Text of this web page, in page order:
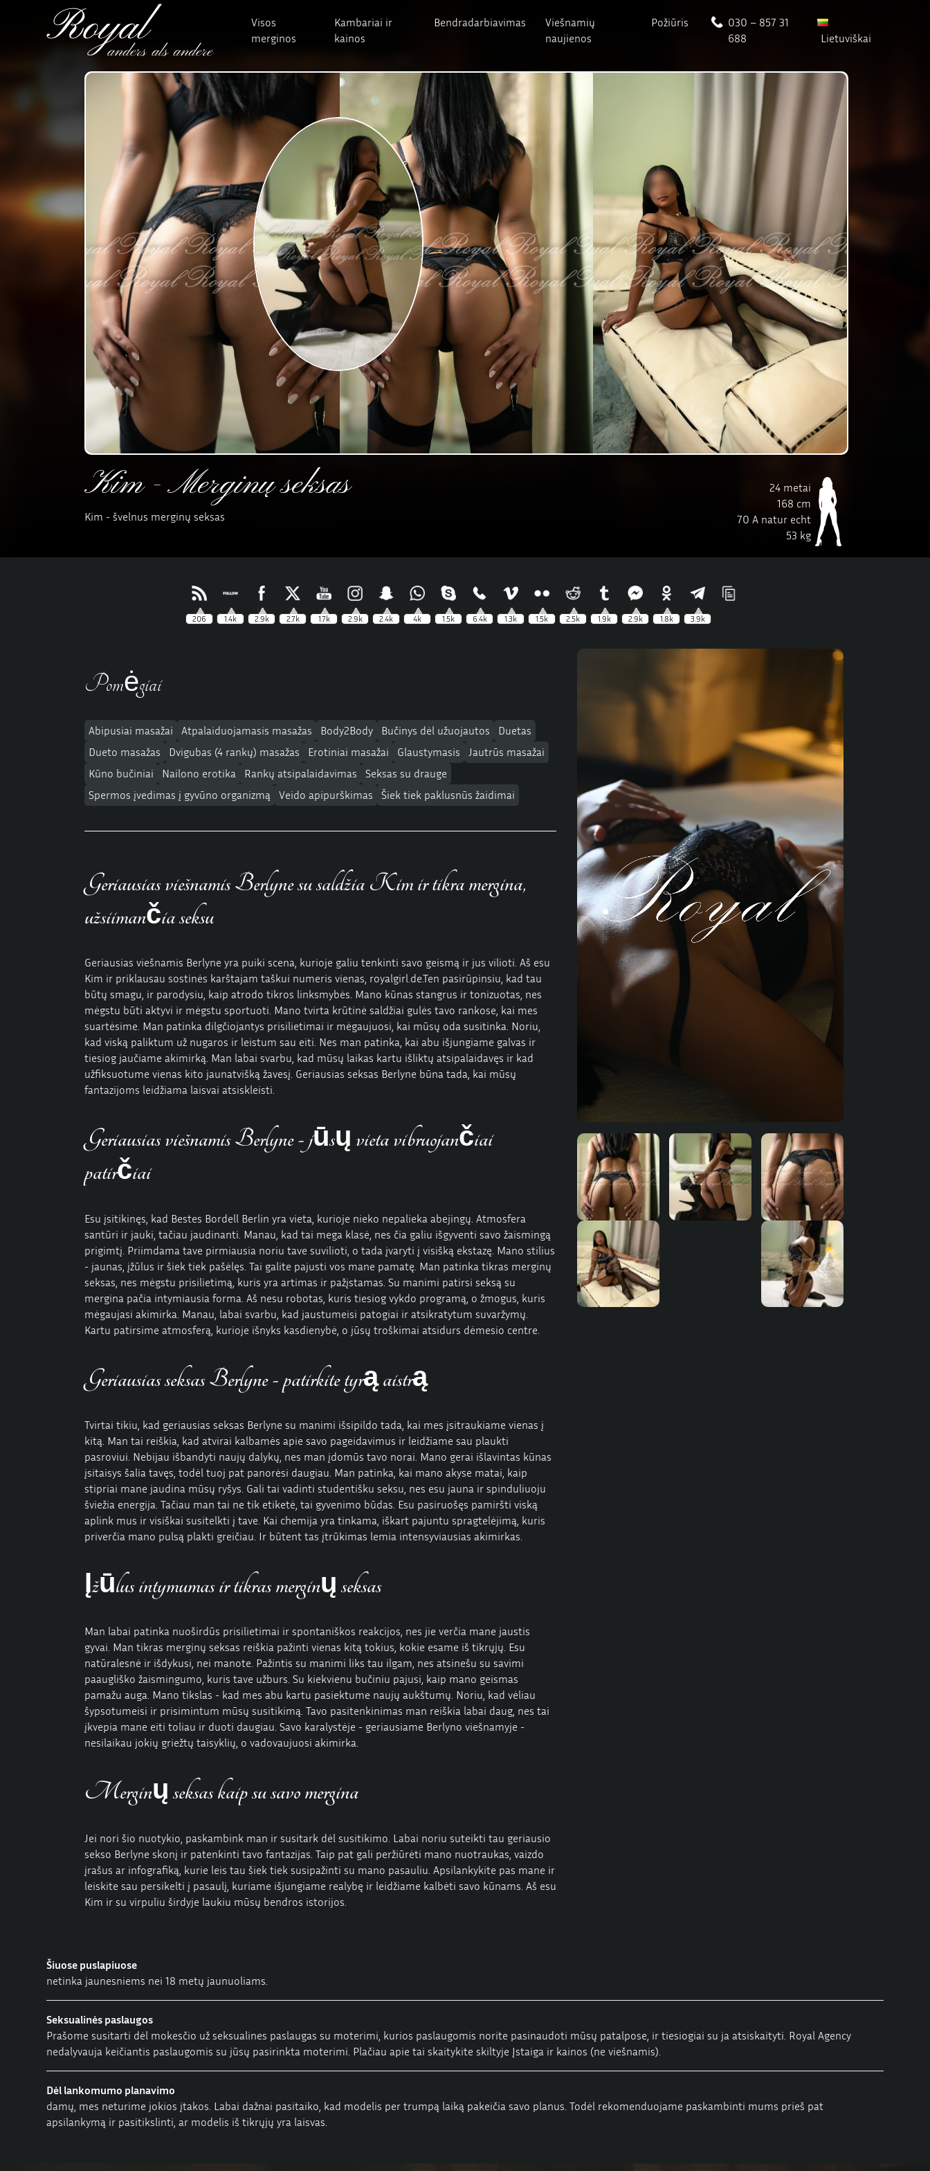
Visos
merginos
Kambariai ir
kainos
Bendradarbiavimas
Viešnamių
naujienos
Požiūris
030 – 857 31
688
Lietuviškai
Kim - Merginų seksas
Kim - švelnus merginų seksas
24 metai
168 cm
70 A natur echt
53 kg
206 1.4k 2.9k 2.7k 1.7k 2.9k 2.4k 4k 1.5k 6.4k 1.3k 1.5k 2.5k 1.9k 2.9k 1.8k 3.9k
Pomėgiai
Abipusiai masažai Atpalaiduojamasis masažas Body2Body Bučinys dėl užuojautos
Duetas
Dueto masažas
Dvigubas (4 rankų) masažas Erotiniai masažai Glaustymasis
Jautrūs masažai
Kūno bučiniai
Nailono erotika Rankų atsipalaidavimas
Seksas su drauge
Spermos įvedimas į gyvūno organizmą
Veido apipurškimas Šiek tiek paklusnūs žaidimai
Geriausias viešnamis Berlyne su saldžia Kim ir tikra mergina,
užsiimančia seksu
Geriausias viešnamis Berlyne yra puiki scena, kurioje galiu tenkinti savo geismą ir jus vilioti. Aš esu
Kim ir priklausau sostinės karštajam taškui numeris vienas, royalgirl.de.Ten pasirūpinsiu, kad tau
būtų smagu, ir parodysiu, kaip atrodo tikros linksmybės. Mano kūnas stangrus ir tonizuotas, nes
mėgstu būti aktyvi ir mėgstu sportuoti. Mano tvirta krūtinė saldžiai gulės tavo rankose, kai mes
suartėsime. Man patinka dilgčiojantys prisilietimai ir mėgaujuosi, kai mūsų oda susitinka. Noriu,
kad viską paliktum už nugaros ir leistum sau eiti. Nes man patinka, kai abu išjungiame galvas ir
tiesiog jaučiame akimirką. Man labai svarbu, kad mūsų laikas kartu išliktų atsipalaidavęs ir kad
užfiksuotume vienas kito jaunatvišką žavesį. Geriausias seksas Berlyne būna tada, kai mūsų
fantazijoms leidžiama laisvai atsiskleisti.
Geriausias viešnamis Berlyne - jūsų vieta vibruojančiai
patirčiai
Esu įsitikinęs, kad Bestes Bordell Berlin yra vieta, kurioje nieko nepalieka abejingų. Atmosfera
santūri ir jauki, tačiau jaudinanti. Manau, kad tai mega klasė, nes čia galiu išgyventi savo žaismingą
prigimtį. Priimdama tave pirmiausia noriu tave suvilioti, o tada įvaryti į visišką ekstazę. Mano stilius
- jaunas, įžūlus ir šiek tiek pašėlęs. Tai galite pajusti vos mane pamatę. Man patinka tikras merginų
seksas, nes mėgstu prisilietimą, kuris yra artimas ir pažįstamas. Su manimi patirsi seksą su
mergina pačia intymiausia forma. Aš nesu robotas, kuris tiesiog vykdo programą, o žmogus, kuris
mėgaujasi akimirka. Manau, labai svarbu, kad jaustumeisi patogiai ir atsikratytum suvaržymų.
Kartu patirsime atmosferą, kurioje išnyks kasdienybė, o jūsų troškimai atsidurs dėmesio centre.
Geriausias seksas Berlyne - patirkite tyrą aistrą
Tvirtai tikiu, kad geriausias seksas Berlyne su manimi išsipildo tada, kai mes įsitraukiame vienas į
kitą. Man tai reiškia, kad atvirai kalbamės apie savo pageidavimus ir leidžiame sau plaukti
pasroviui. Nebijau išbandyti naujų dalykų, nes man įdomūs tavo norai. Mano gerai išlavintas kūnas
įsitaisys šalia tavęs, todėl tuoj pat panorėsi daugiau. Man patinka, kai mano akyse matai, kaip
stipriai mane jaudina mūsų ryšys. Gali tai vadinti studentišku seksu, nes esu jauna ir spinduliuoju
šviežia energija. Tačiau man tai ne tik etiketė, tai gyvenimo būdas. Esu pasiruošęs pamiršti viską
aplink mus ir visiškai susitelkti į tave. Kai chemija yra tinkama, iškart pajuntu spragtelėjimą, kuris
priverčia mano pulsą plakti greičiau. Ir būtent tas įtrūkimas lemia intensyviausias akimirkas.
Įžūlus intymumas ir tikras merginų seksas
Man labai patinka nuoširdūs prisilietimai ir spontaniškos reakcijos, nes jie verčia mane jaustis
gyvai. Man tikras merginų seksas reiškia pažinti vienas kitą tokius, kokie esame iš tikrųjų. Esu
natūralesnė ir išdykusi, nei manote. Pažintis su manimi liks tau ilgam, nes atsinešu su savimi
paaugliško žaismingumo, kuris tave užburs. Su kiekvienu bučiniu pajusi, kaip mano geismas
pamažu auga. Mano tikslas - kad mes abu kartu pasiektume naujų aukštumų. Noriu, kad vėliau
šypsotumeisi ir prisimintum mūsų susitikimą. Tavo pasitenkinimas man reiškia labai daug, nes tai
įkvepia mane eiti toliau ir duoti daugiau. Savo karalystėje - geriausiame Berlyno viešnamyje -
nesilaikau jokių griežtų taisyklių, o vadovaujuosi akimirka.
Merginų seksas kaip su savo mergina
Jei nori šio nuotykio, paskambink man ir susitark dėl susitikimo. Labai noriu suteikti tau geriausio
sekso Berlyne skonį ir patenkinti tavo fantazijas. Taip pat gali peržiūrėti mano nuotraukas, vaizdo
įrašus ar infografiką, kurie leis tau šiek tiek susipažinti su mano pasauliu. Apsilankykite pas mane ir
leiskite sau persikelti į pasaulį, kuriame išjungiame realybę ir leidžiame kalbėti savo kūnams. Aš esu
Kim ir su virpuliu širdyje laukiu mūsų bendros istorijos.
Šiuose puslapiuose
netinka jaunesniems nei 18 metų jaunuoliams.
Seksualinės paslaugos
Prašome susitarti dėl mokesčio už seksualines paslaugas su moterimi, kurios paslaugomis norite pasinaudoti mūsų patalpose, ir tiesiogiai su ja atsiskaityti. Royal Agency
nedalyvauja keičiantis paslaugomis su jūsų pasirinkta moterimi. Plačiau apie tai skaitykite skiltyje Įstaiga ir kainos (ne viešnamis).
Dėl lankomumo planavimo
damų, mes neturime jokios įtakos. Labai dažnai pasitaiko, kad modelis per trumpą laiką pakeičia savo planus. Todėl rekomenduojame paskambinti mums prieš pat
apsilankymą ir pasitikslinti, ar modelis iš tikrųjų yra laisvas.